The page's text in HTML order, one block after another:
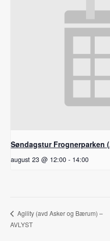
Søndagstur Frognerparken
august 23 @ 12:00 - 14:00
Agility (avd Asker og Bærum) –
AVLYST